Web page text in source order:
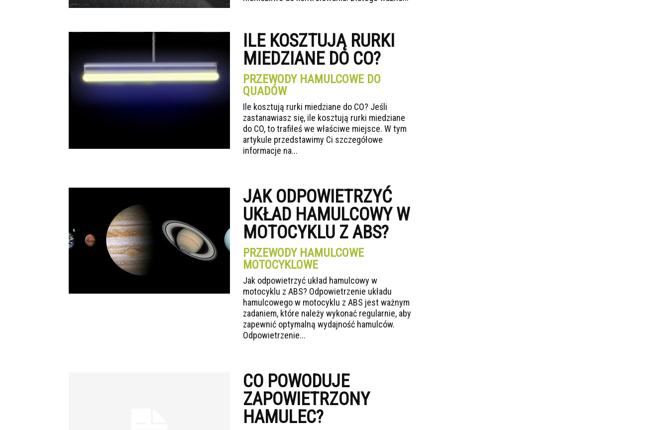
ILE KOSZTUJĄ RURKI
MIEDZIANE DO CO?
PRZEWODY HAMULCOWE DO
QUADÓW
Ile kosztują rurki miedziane do CO? Jeśli
zastanawiasz się, ile kosztują rurki miedziane
do CO, to trafiłeś we właściwe miejsce. W tym
artykule przedstawimy Ci szczegółowe
informacje na...
JAK ODPOWIETRZYĆ
UKŁAD HAMULCOWY W
MOTOCYKLU Z ABS?
PRZEWODY HAMULCOWE
MOTOCYKLOWE
Jak odpowietrzyć układ hamulcowy w
motocyklu z ABS? Odpowietrzenie układu
hamulcowego w motocyklu z ABS jest ważnym
zadaniem, które należy wykonać regularnie, aby
zapewnić optymalną wydajność hamulców.
Odpowietrzenie...
CO POWODUJE
ZAPOWIETRZONY
HAMULEC?